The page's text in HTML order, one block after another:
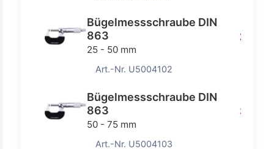
Bügelmessschraube DIN
863
25 - 50 mm
28,39
Art.-Nr. U5004102
Bügelmessschraube DIN
863
50 - 75 mm
32,70
Art.-Nr. U5004103